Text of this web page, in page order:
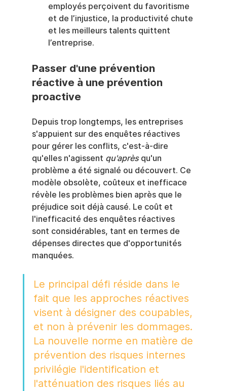
employés perçoivent du favoritisme
et de l’injustice, la productivité chute
et les meilleurs talents quittent
l’entreprise.
Passer d'une prévention
réactive à une prévention
proactive
Depuis trop longtemps, les entreprises
s'appuient sur des enquêtes réactives
pour gérer les conflits, c'est-à-dire
qu'elles n'agissent qu'après qu'un
problème a été signalé ou découvert. Ce
modèle obsolète, coûteux et inefficace
révèle les problèmes bien après que le
préjudice soit déjà causé. Le coût et
l'inefficacité des enquêtes réactives
sont considérables, tant en termes de
dépenses directes que d'opportunités
manquées.
Le principal défi réside dans le
fait que les approches réactives
visent à désigner des coupables,
et non à prévenir les dommages.
La nouvelle norme en matière de
prévention des risques internes
privilégie l'identification et
l'atténuation des risques liés au